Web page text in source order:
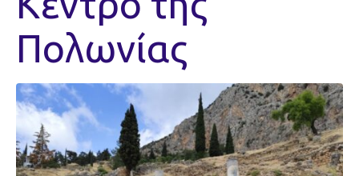
Πολωνίας